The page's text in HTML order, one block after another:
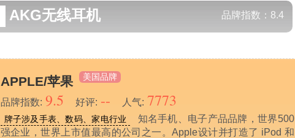
AKG无线耳机 品牌指数： 8.4
APPLE/苹果 美国品牌
品牌指数: 9.5 好评: -- 人气: 7773
牌子涉及手表、数码、家电行业
知名手机、电子产品品牌，世界500
强企业，世界上市值最高的公司之一。Apple设计并打造了 iPod 和